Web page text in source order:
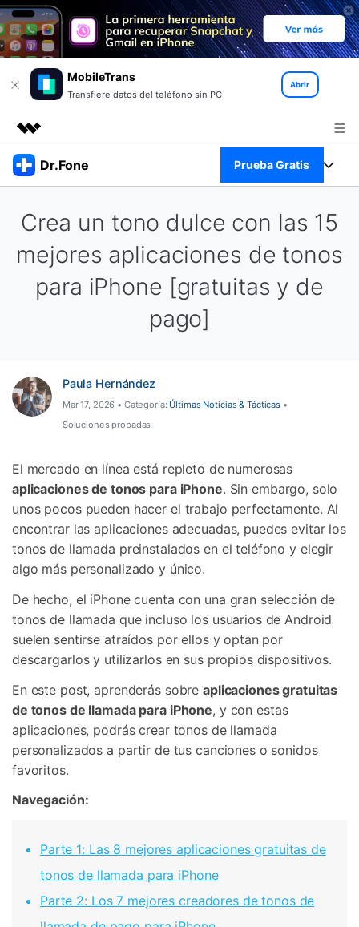
MobileTrans
Transfiere datos del teléfono sin PC
Abrir
Productos destacados
Utilidades
Resumen
Soluciones
Quiénes somos
Sala de prensa
Dr.Fone Prueba Gratis
Productos
Para PC
Más
Recursos
Descubre lo mejor de Dr.Fone
Guías
Soporte
Transferencia de Datos
Gestor de Datos
Protección del Móvil
Encuentra Más Soluciones
Desbloqueo FRP en Android 16
Crea un tono dulce con las 15
mejores aplicaciones de tonos
para iPhone [gratuitas y de
pago]
Paula Hernández
Mar 17, 2026 • Categoría: Últimas Noticias & Tácticas •
Soluciones probadas
El mercado en línea está repleto de numerosas
aplicaciones de tonos para iPhone. Sin embargo, solo
unos pocos pueden hacer el trabajo perfectamente. Al
encontrar las aplicaciones adecuadas, puedes evitar los
tonos de llamada preinstalados en el teléfono y elegir
algo más personalizado y único.
De hecho, el iPhone cuenta con una gran selección de
tonos de llamada que incluso los usuarios de Android
suelen sentirse atraídos por ellos y optan por
descargarlos y utilizarlos en sus propios dispositivos.
En este post, aprenderás sobreaplicaciones gratuitas
de tonos de llamada para iPhone, y con estas
aplicaciones, podrás crear tonos de llamada
personalizados a partir de tus canciones o sonidos
favoritos.
Navegación:
Parte 1: Las 8 mejores aplicaciones gratuitas de
tonos de llamada para iPhone
Parte 2: Los 7 mejores creadores de tonos de